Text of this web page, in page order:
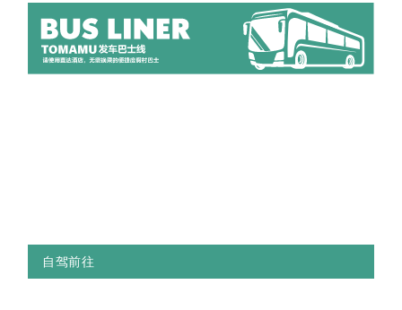
自驾前往